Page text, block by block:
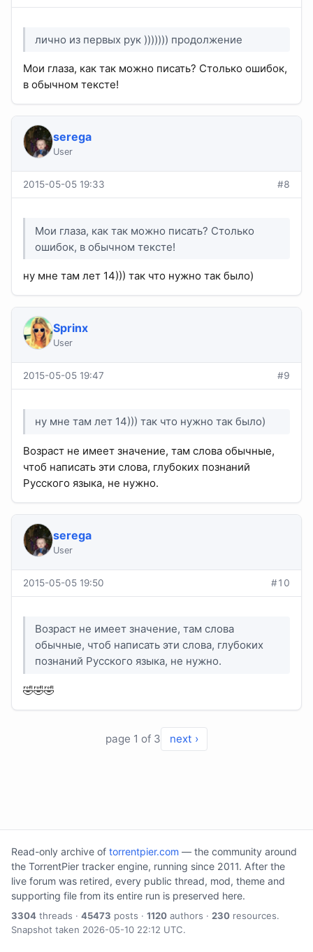
лично из первых рук ))))))) продолжение
Мои глаза, как так можно писать? Столько ошибок,
в обычном тексте!
serega
User
2015-05-05 19:33 #8
Мои глаза, как так можно писать? Столько
ошибок, в обычном тексте!
ну мне там лет 14))) так что нужно так было)
Sprinx
User
2015-05-05 19:47 #9
ну мне там лет 14))) так что нужно так было)
Возраст не имеет значение, там слова обычные,
чтоб написать эти слова, глубоких познаний
Русского языка, не нужно.
serega
User
2015-05-05 19:50 #10
Возраст не имеет значение, там слова
обычные, чтоб написать эти слова, глубоких
познаний Русского языка, не нужно.
🤣🤣🤣
page 1 of 3 next ›
Read-only archive of torrentpier.com — the community around
the TorrentPier tracker engine, running since 2011. After the
live forum was retired, every public thread, mod, theme and
supporting file from its entire run is preserved here.
3304 threads · 45473 posts · 1120 authors · 230 resources.
Snapshot taken 2026-05-10 22:12 UTC.